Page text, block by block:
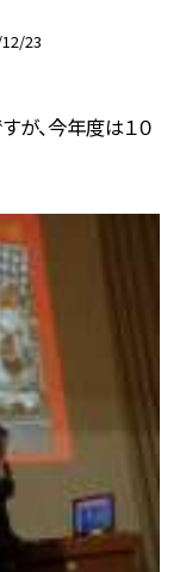
23
が、今年度は１０